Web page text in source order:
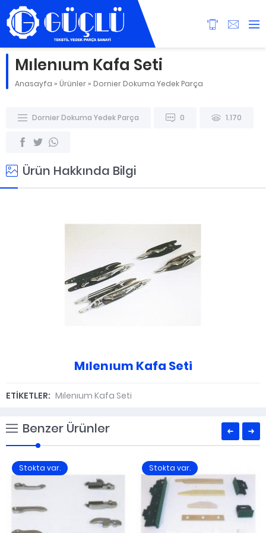
Mılenıum Kafa Seti
Anasayfa » Ürünler » Dornier Dokuma Yedek Parça
Dornier Dokuma Yedek Parça 0 1.170
Ürün Hakkında Bilgi
Mılenıum Kafa Seti
ETİKETLER: Mılenıum Kafa Seti
Benzer Ürünler
Stokta var. Stokta var.